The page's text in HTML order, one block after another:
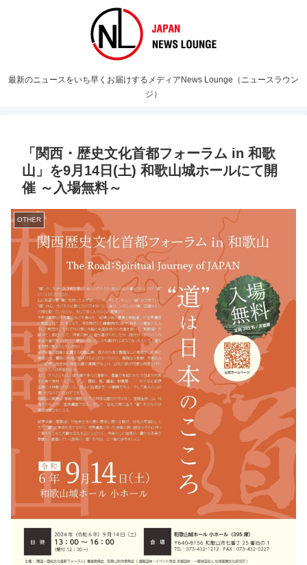
最新のニュースをいち早くお届けするメディアNews Lounge（ニュースラウン
ジ）
「関西・歴史文化首都フォーラム in 和歌
山」を9月14日(土) 和歌山城ホールにて開
催 ～入場無料～
OTHER